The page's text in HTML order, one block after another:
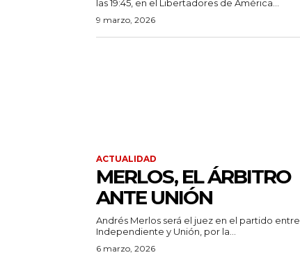
las 19:45, en el Libertadores de América...
9 marzo, 2026
ACTUALIDAD
MERLOS, EL ÁRBITRO
ANTE UNIÓN
Andrés Merlos será el juez en el partido entre
Independiente y Unión, por la...
6 marzo, 2026